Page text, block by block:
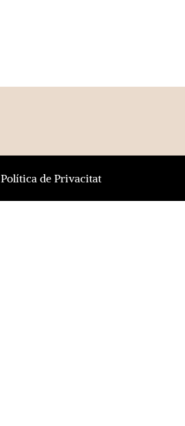
Política de Privacitat